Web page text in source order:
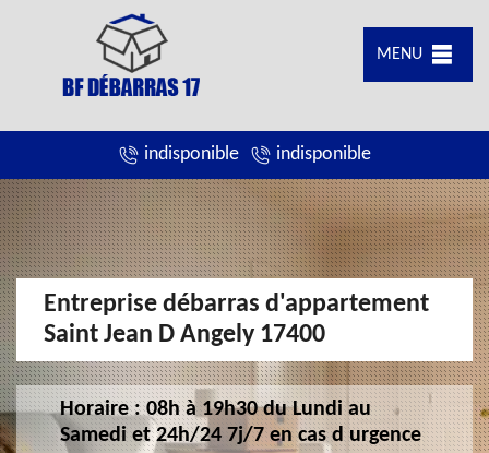
MENU
indisponible indisponible
Entreprise débarras d'appartement
Saint Jean D Angely 17400
Horaire : 08h à 19h30 du Lundi au
Samedi et 24h/24 7j/7 en cas d urgence